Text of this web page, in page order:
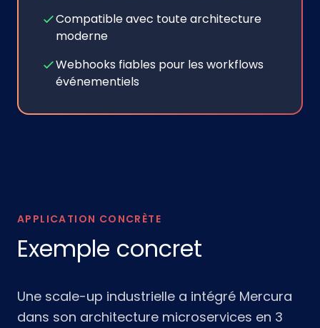
Compatible avec toute architecture
moderne
Webhooks fiables pour les workflows
événementiels
APPLICATION CONCRÈTE
Exemple concret
Une scale-up industrielle a intégré Mercura
dans son architecture microservices en 3